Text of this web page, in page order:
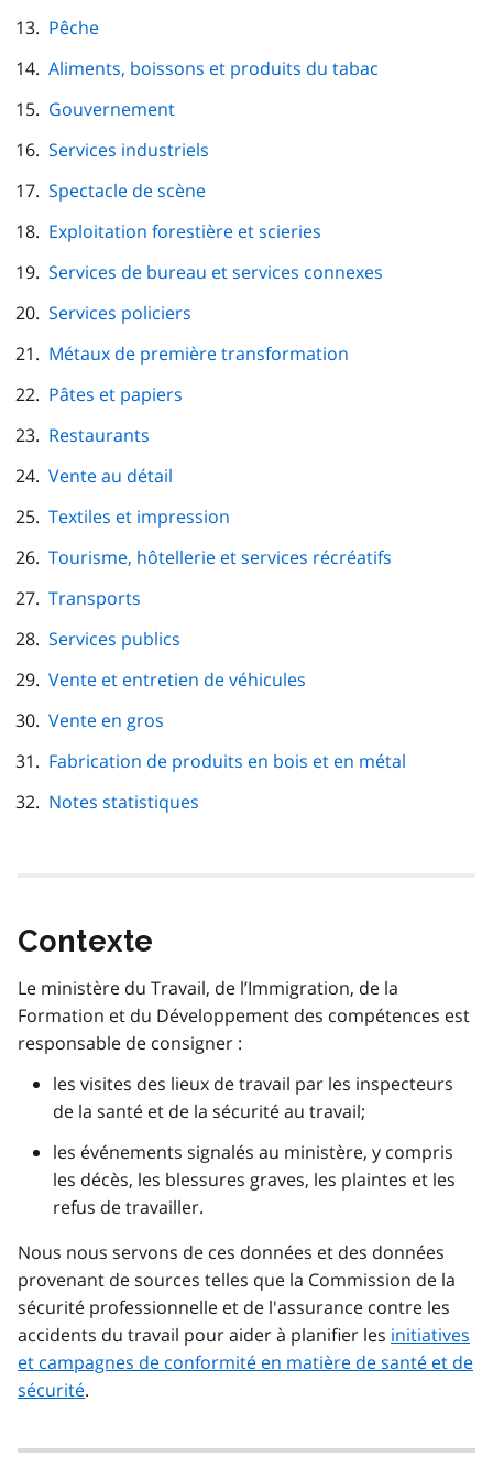
Pêche
Aliments, boissons et produits du tabac
Gouvernement
Services industriels
Spectacle de scène
Exploitation forestière et scieries
Services de bureau et services connexes
Services policiers
Métaux de première transformation
Pâtes et papiers
Restaurants
Vente au détail
Textiles et impression
Tourisme, hôtellerie et services récréatifs
Transports
Services publics
Vente et entretien de véhicules
Vente en gros
Fabrication de produits en bois et en métal
Notes statistiques
Contexte
Le ministère du Travail, de l’Immigration, de la
Formation et du Développement des compétences est
responsable de consigner :
les visites des lieux de travail par les inspecteurs
de la santé et de la sécurité au travail;
les événements signalés au ministère, y compris
les décès, les blessures graves, les plaintes et les
refus de travailler.
Nous nous servons de ces données et des données
provenant de sources telles que la Commission de la
sécurité professionnelle et de l'assurance contre les
accidents du travail pour aider à planifier les initiatives
et campagnes de conformité en matière de santé et de
sécurité.